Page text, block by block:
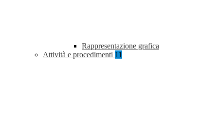
Rappresentazione grafica
Attività e procedimenti 11